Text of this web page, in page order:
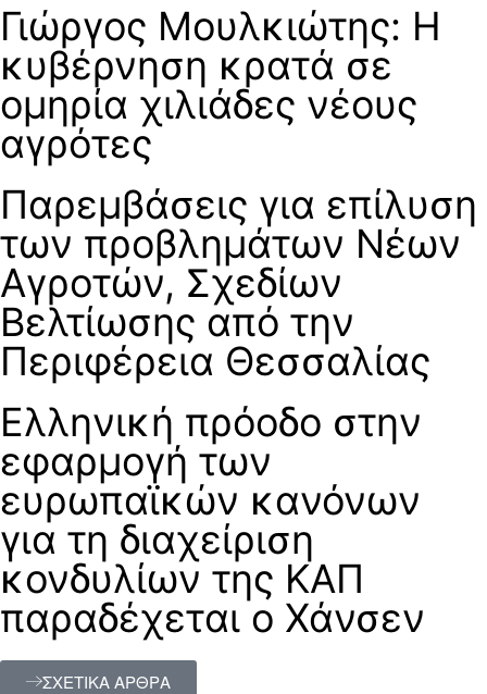
Γιώργος Μουλκιώτης: Η
κυβέρνηση κρατά σε
ομηρία χιλιάδες νέους
αγρότες
Παρεμβάσεις για επίλυση
των προβλημάτων Νέων
Αγροτών, Σχεδίων
Βελτίωσης από την
Περιφέρεια Θεσσαλίας
Ελληνική πρόοδο στην
εφαρμογή των
ευρωπαϊκών κανόνων
για τη διαχείριση
κονδυλίων της ΚΑΠ
παραδέχεται ο Χάνσεν
ΣΧΕΤΙΚΑ ΑΡΘΡΑ